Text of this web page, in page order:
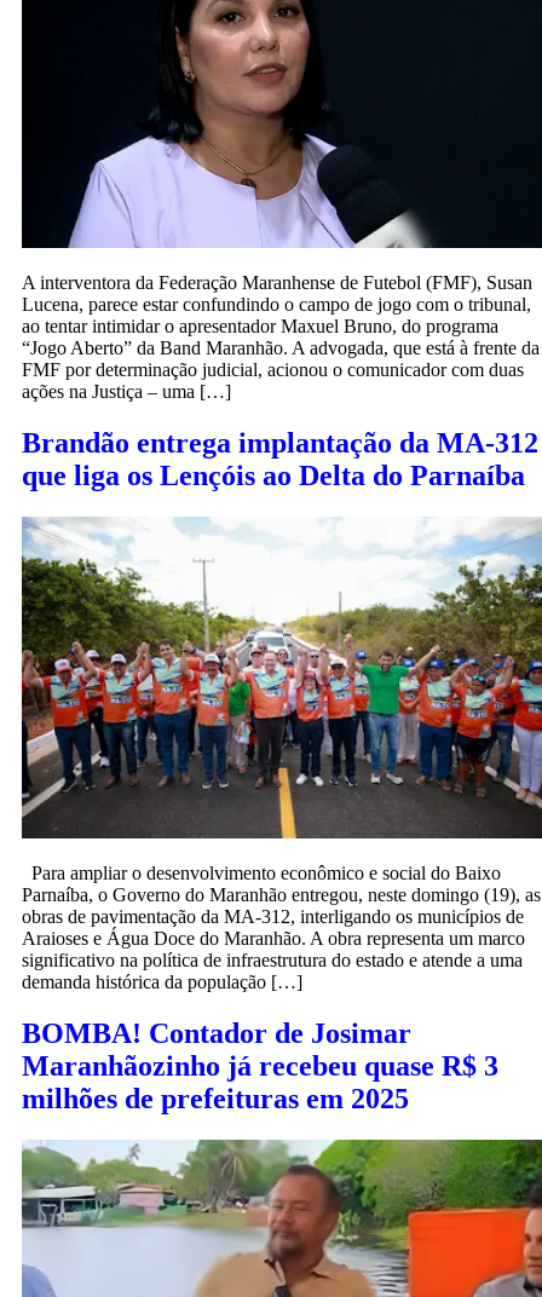
A interventora da Federação Maranhense de Futebol (FMF), Susan
Lucena, parece estar confundindo o campo de jogo com o tribunal,
ao tentar intimidar o apresentador Maxuel Bruno, do programa
“Jogo Aberto” da Band Maranhão. A advogada, que está à frente da
FMF por determinação judicial, acionou o comunicador com duas
ações na Justiça – uma […]
Brandão entrega implantação da MA-312
que liga os Lençóis ao Delta do Parnaíba
Para ampliar o desenvolvimento econômico e social do Baixo
Parnaíba, o Governo do Maranhão entregou, neste domingo (19), as
obras de pavimentação da MA-312, interligando os municípios de
Araioses e Água Doce do Maranhão. A obra representa um marco
significativo na política de infraestrutura do estado e atende a uma
demanda histórica da população […]
BOMBA! Contador de Josimar
Maranhãozinho já recebeu quase R$ 3
milhões de prefeituras em 2025